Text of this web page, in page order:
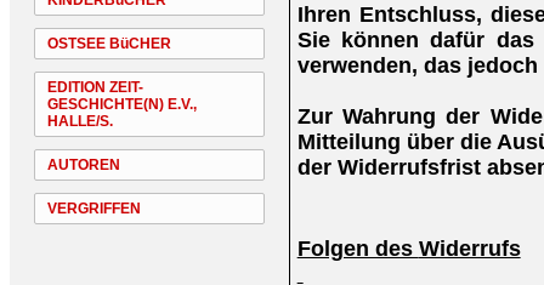
OSTSEE BüCHER
EDITION ZEIT-
GESCHICHTE(N) E.V.,
HALLE/S.
AUTOREN
VERGRIFFEN
Ihren Entschluss,
Sie können dafür das
verwenden, das
Zur Wahrung der
Mitteilung über die
der Widerrufsfrist
Folgen des Widerrufs